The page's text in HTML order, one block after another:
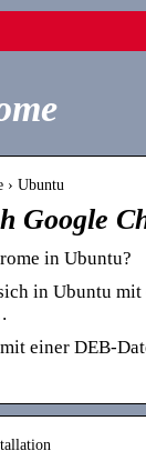
› Ubuntu
Google
in Ubuntu?
in Ubuntu
einer DEB-